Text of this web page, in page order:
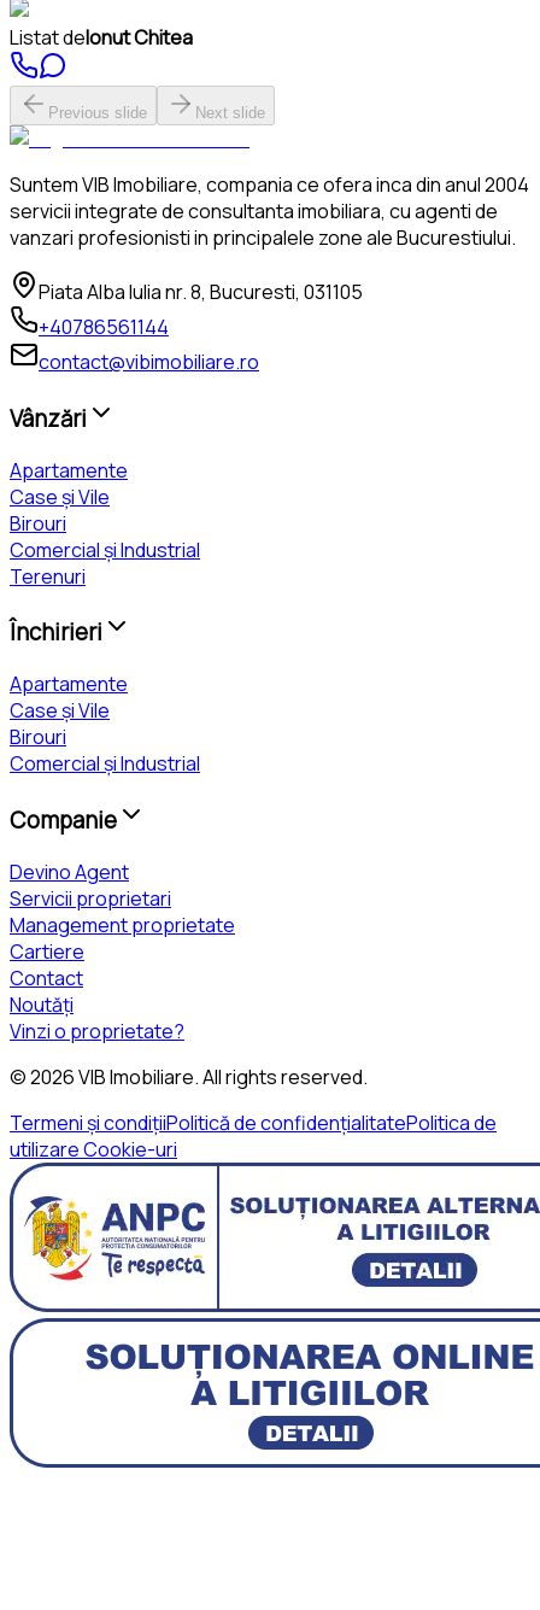
Listat deIonut Chitea
Previous slide Next slide
Suntem VIB Imobiliare, compania ce ofera inca din anul 2004
servicii integrate de consultanta imobiliara, cu agenti de
vanzari profesionisti in principalele zone ale Bucurestiului.
Piata Alba Iulia nr. 8, Bucuresti, 031105
+40786561144
contact@vibimobiliare.ro
Vânzări
Apartamente
Case și Vile
Birouri
Comercial și Industrial
Terenuri
Închirieri
Apartamente
Case și Vile
Birouri
Comercial și Industrial
Companie
Devino Agent
Servicii proprietari
Management proprietate
Cartiere
Contact
Noutăți
Vinzi o proprietate?
©2026VIB Imobiliare. All rights reserved.
Termeni și condițiiPolitică de confidențialitatePolitica de
utilizare Cookie-uri